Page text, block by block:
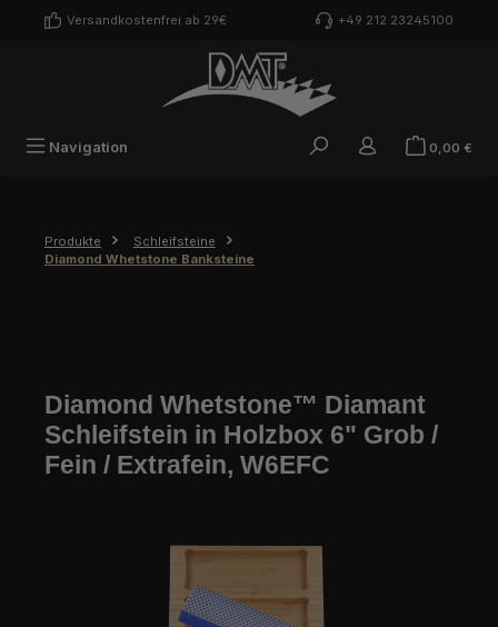
Zum Hauptinhalt springen
Versandkostenfrei ab 29€ +49 212 23245100
Navigation 0,00 €
Produkte
Schleifsteine
Diamond Whetstone Banksteine
Diamond Whetstone™ Diamant
Schleifstein in Holzbox 6" Grob /
Fein / Extrafein, W6EFC